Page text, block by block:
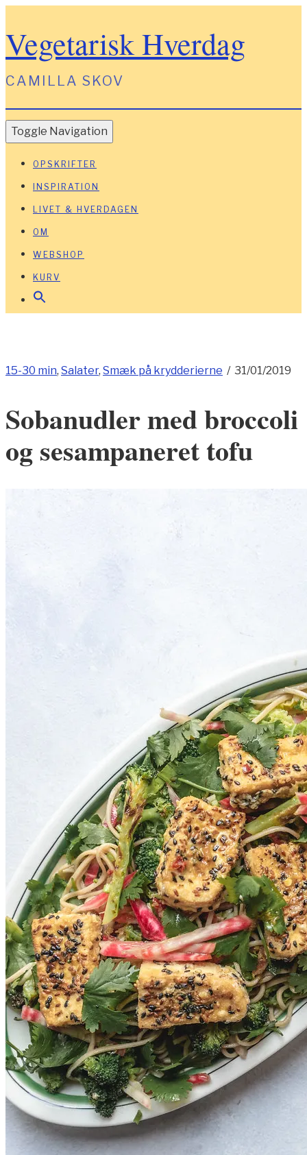
Vegetarisk Hverdag
CAMILLA SKOV
Toggle Navigation
OPSKRIFTER
INSPIRATION
LIVET & HVERDAGEN
OM
WEBSHOP
KURV
15-30 min, Salater, Smæk på krydderierne / 31/01/2019
Sobanudler med broccoli
og sesampaneret tofu